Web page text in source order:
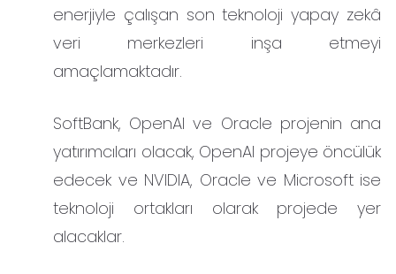
enerjiyle çalışan son teknoloji yapay zekâ
veri merkezleri inşa etmeyi
amaçlamaktadır.
SoftBank, OpenAI ve Oracle projenin ana
yatırımcıları olacak, OpenAI projeye öncülük
edecek ve NVIDIA, Oracle ve Microsoft ise
teknoloji ortakları olarak projede yer
alacaklar.